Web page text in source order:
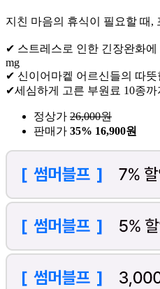
지친 마음의 휴식이 필요할 때,
✔ 스트레스로 인한 긴장완화
mg
✔ 신이어마켙 어르신들의 따뜻
✔세심하게 고른 부원료 10종
정상가 26,000원
판매가 35% 16,900원